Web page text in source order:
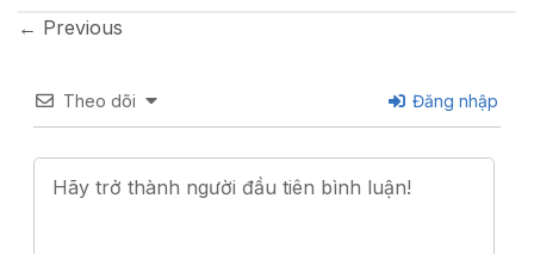
← Previous
Theo dõi Đăng nhập